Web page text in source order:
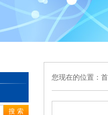
您现在的位置：